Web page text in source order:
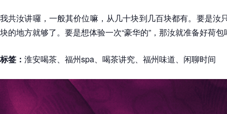
我共汝讲囉，一般其价位嘛，从几十块到几百块都有。要是汝
块的地方就够了。要是想体验一次“豪华的”，那汝就准备好荷包
标签： 淮安喝茶、福州spa、喝茶讲究、福州味道、闲聊时间